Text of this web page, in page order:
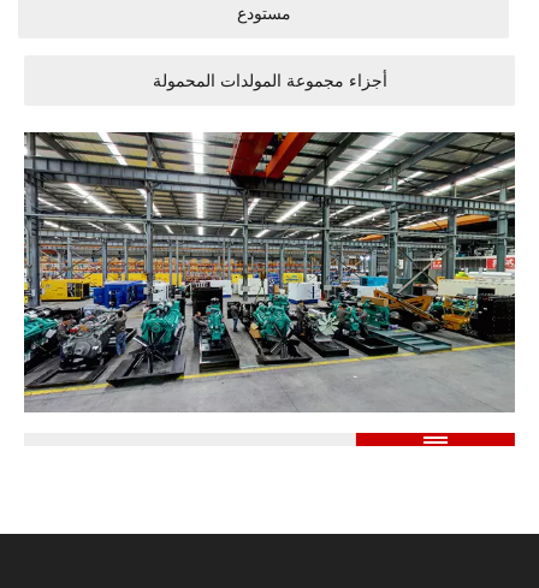
مستودع
أجزاء مجموعة المولدات المحمولة